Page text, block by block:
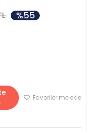
%55
Favorilerime ekle